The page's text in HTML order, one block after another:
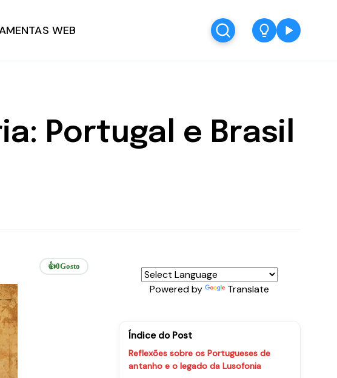
WEB
Portugal e Brasil
👍0Gosto
Powered by Translate
Índice do Post
Reflexões sobre os Portugueses de
antanho e o legado da Lusofonia